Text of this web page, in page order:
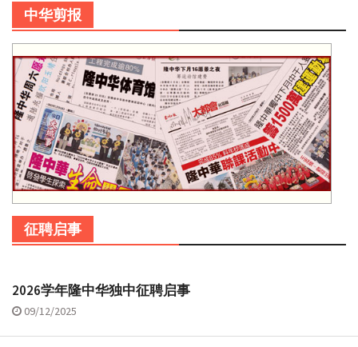
中华剪报
征聘启事
2026学年隆中华独中征聘启事
09/12/2025